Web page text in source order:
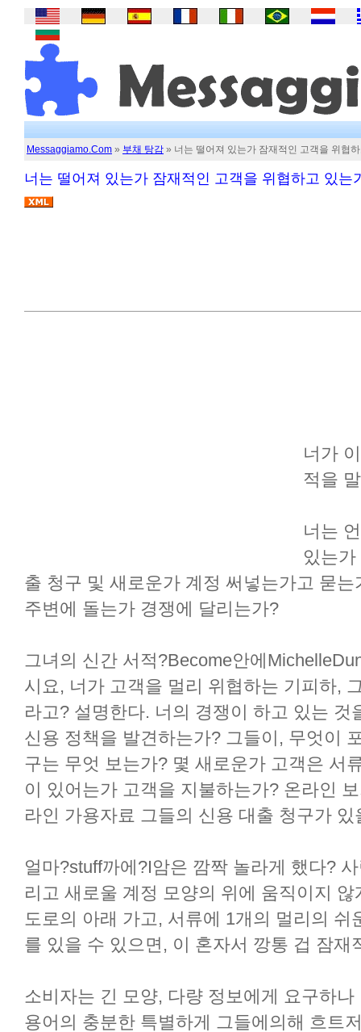
Messaggiamo.Com » 부채 탕감 » 너는 떨어져 있는가 잠재적인 고객을 위협
너는 떨어져 있는가 잠재적인 고객을 위협하고 있는
너가
적을
너는
있는
출 청구 및 새로운가 계정 써넣는가고 묻
주변에 돌는가 경쟁에 달리는가?
그녀의 신간 서적?Become안에
시요, 너가 고객을 멀리 위협하는 기피하,
라고? 설명한다. 너의 경쟁이 하고 있는
신용 정책을 발견하는가? 그들이, 무엇이
구는 무엇 보는가? 몇 새로운가 고객은 서
이 있어는가 고객을 지불하는가? 온라인
라인 가용자료 그들의 신용 대출 청구가 있
얼마?stuff까에?I암은 깜짝 놀라게 했다?
리고 새로울 계정 모양의 위에 움직이지
도로의 아래 가고, 서류에 1개의 멀리의
를 있을 수 있으면, 이 혼자서 깡통 겁 잠재
소비자는 긴 모양, 다량 정보에게 요구하
용어의 충분한 특별하게 그들에의해 흐트